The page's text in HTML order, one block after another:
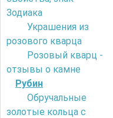
Зодиака
Украшения из
розового кварца
Розовый кварц -
отзывы о камне
Рубин
Обручальные
золотые кольца с